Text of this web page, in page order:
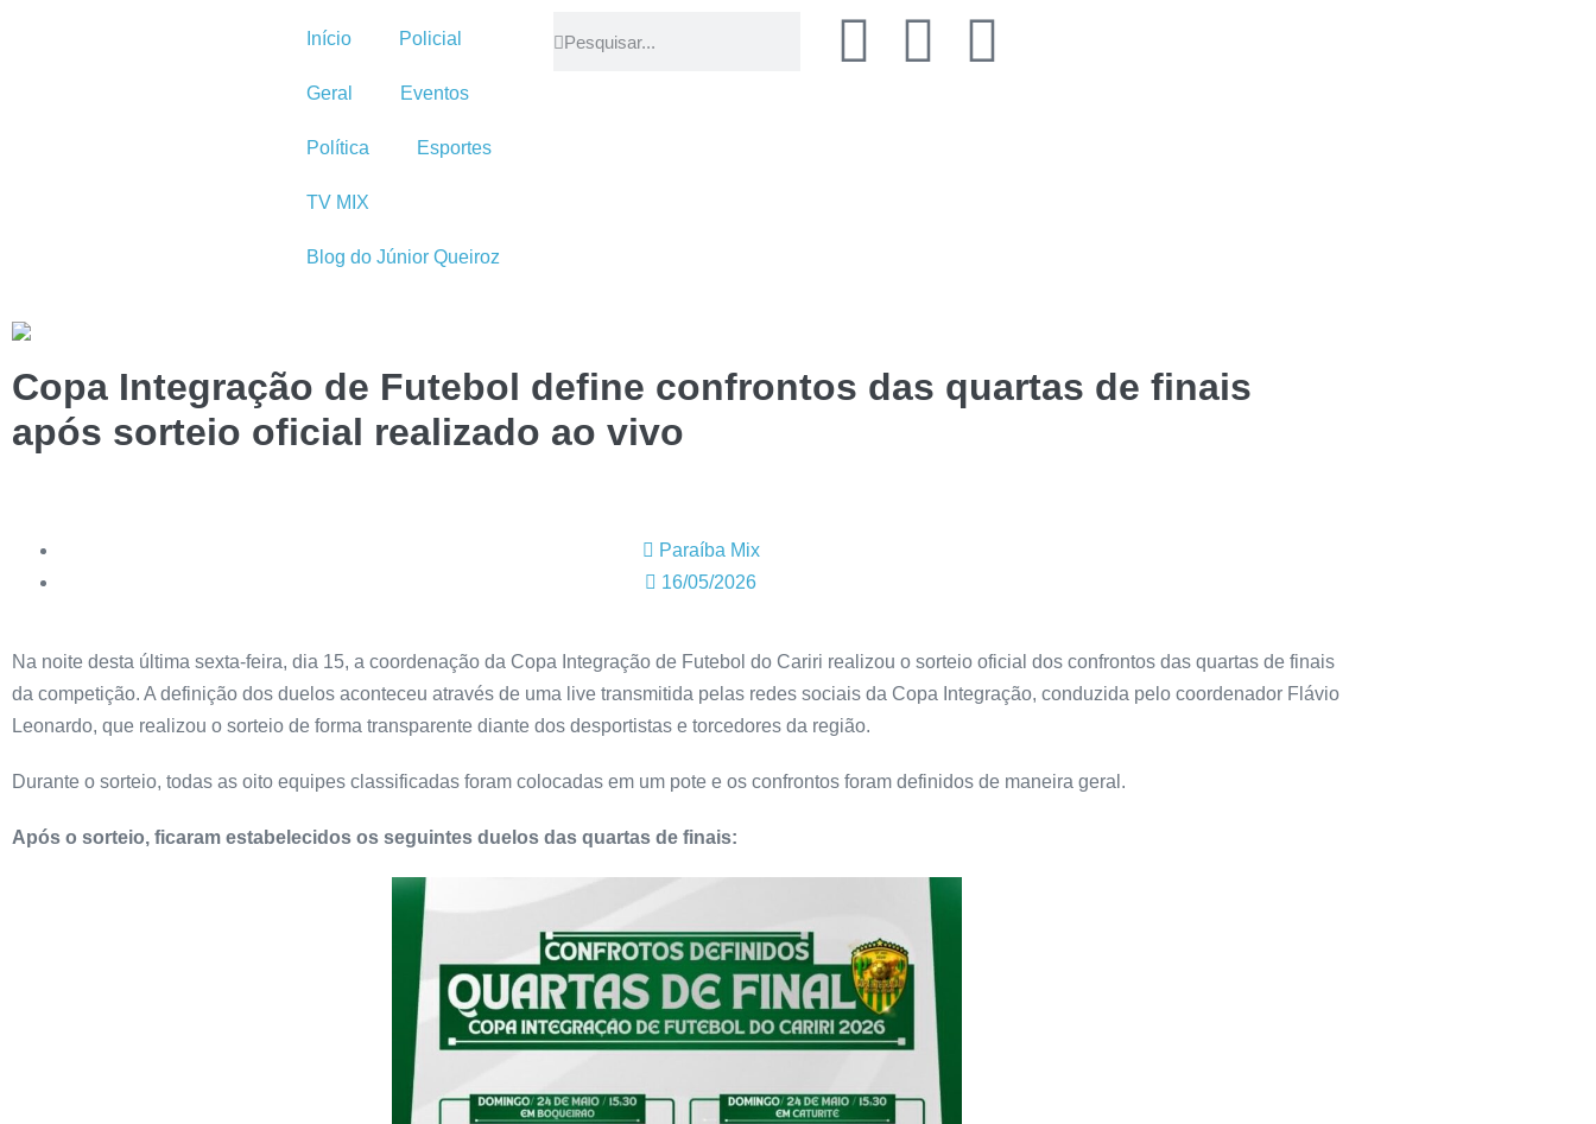
Início Policial
Geral Eventos
Política Esportes
TV MIX
Blog do Júnior Queiroz
Copa Integração de Futebol define confrontos das quartas de finais
após sorteio oficial realizado ao vivo
Paraíba Mix
16/05/2026
Na noite desta última sexta-feira, dia 15, a coordenação da Copa Integração de Futebol do Cariri realizou o sorteio oficial dos confrontos das quartas de finais
da competição. A definição dos duelos aconteceu através de uma live transmitida pelas redes sociais da Copa Integração, conduzida pelo coordenador Flávio
Leonardo, que realizou o sorteio de forma transparente diante dos desportistas e torcedores da região.
Durante o sorteio, todas as oito equipes classificadas foram colocadas em um pote e os confrontos foram definidos de maneira geral.
Após o sorteio, ficaram estabelecidos os seguintes duelos das quartas de finais: